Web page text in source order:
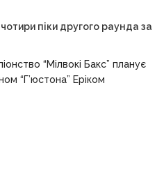
піки другого раунда за
“Мілвокі Бакс” планує
“Г’юстона” Еріком